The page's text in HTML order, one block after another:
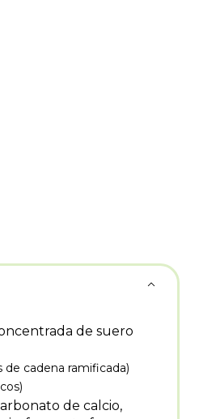
de suero
de cadena ramificada)
de calcio,